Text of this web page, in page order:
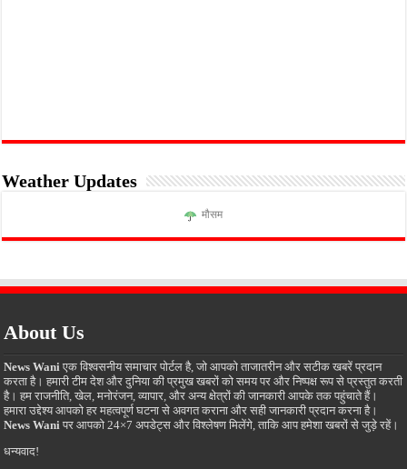
Weather Updates
मौसम
About Us
News Wani एक विश्वसनीय समाचार पोर्टल है, जो आपको ताजातरीन और सटीक खबरें प्रदान
करता है। हमारी टीम देश और दुनिया की प्रमुख खबरों को समय पर और निष्पक्ष रूप से प्रस्तुत करती
है। हम राजनीति, खेल, मनोरंजन, व्यापार, और अन्य क्षेत्रों की जानकारी आपके तक पहुंचाते हैं।
हमारा उद्देश्य आपको हर महत्वपूर्ण घटना से अवगत कराना और सही जानकारी प्रदान करना है।
News Wani पर आपको 24×7 अपडेट्स और विश्लेषण मिलेंगे, ताकि आप हमेशा खबरों से जुड़े रहें।
धन्यवाद!